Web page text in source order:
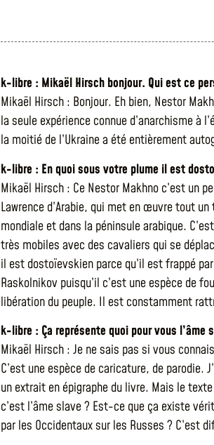
k-libre : Mikaël Hirsch bonjour. Qui est ce
Mikaël Hirsch : Bonjour. Eh bien, Nestor
la seule expérience connue d’anarchisme
la moitié de l’Ukraine a été entièrement
k-libre : En quoi sous votre plume il est
Mikaël Hirsch : Ce Nestor Makhno c’est un
Lawrence d’Arabie, qui met en œuvre tout
mondiale et dans la péninsule arabique.
très mobiles avec des cavaliers qui se
il est dostoïevskien parce qu’il est frappé
Raskolnikov puisqu’il c’est une espèce de
libération du peuple. Il est constamment
k-libre : Ça représente quoi pour vous l’âme
Mikaël Hirsch : Je ne sais pas si vous
C’est une espèce de caricature, de
un extrait en épigraphe du livre. Mais le
c’est l’âme slave ? Est-ce que ça existe
par les Occidentaux sur les Russes ? C’est